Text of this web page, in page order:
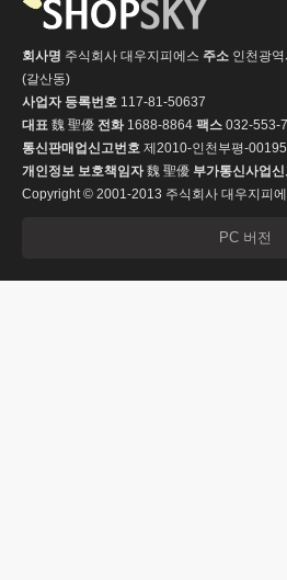
회사명 주식회사 대우지피에스 주소 인천광
(갈산동)
사업자 등록번호 117-81-50637
대표 魏 聖優 전화1688-8864 팩스 032-553-
통신판매업신고번호 제2010-인천부평-
개인정보 보호책임자魏 聖優 부가통신사업
Copyright © 2001-2013 주식회사 대우지피
PC 버전